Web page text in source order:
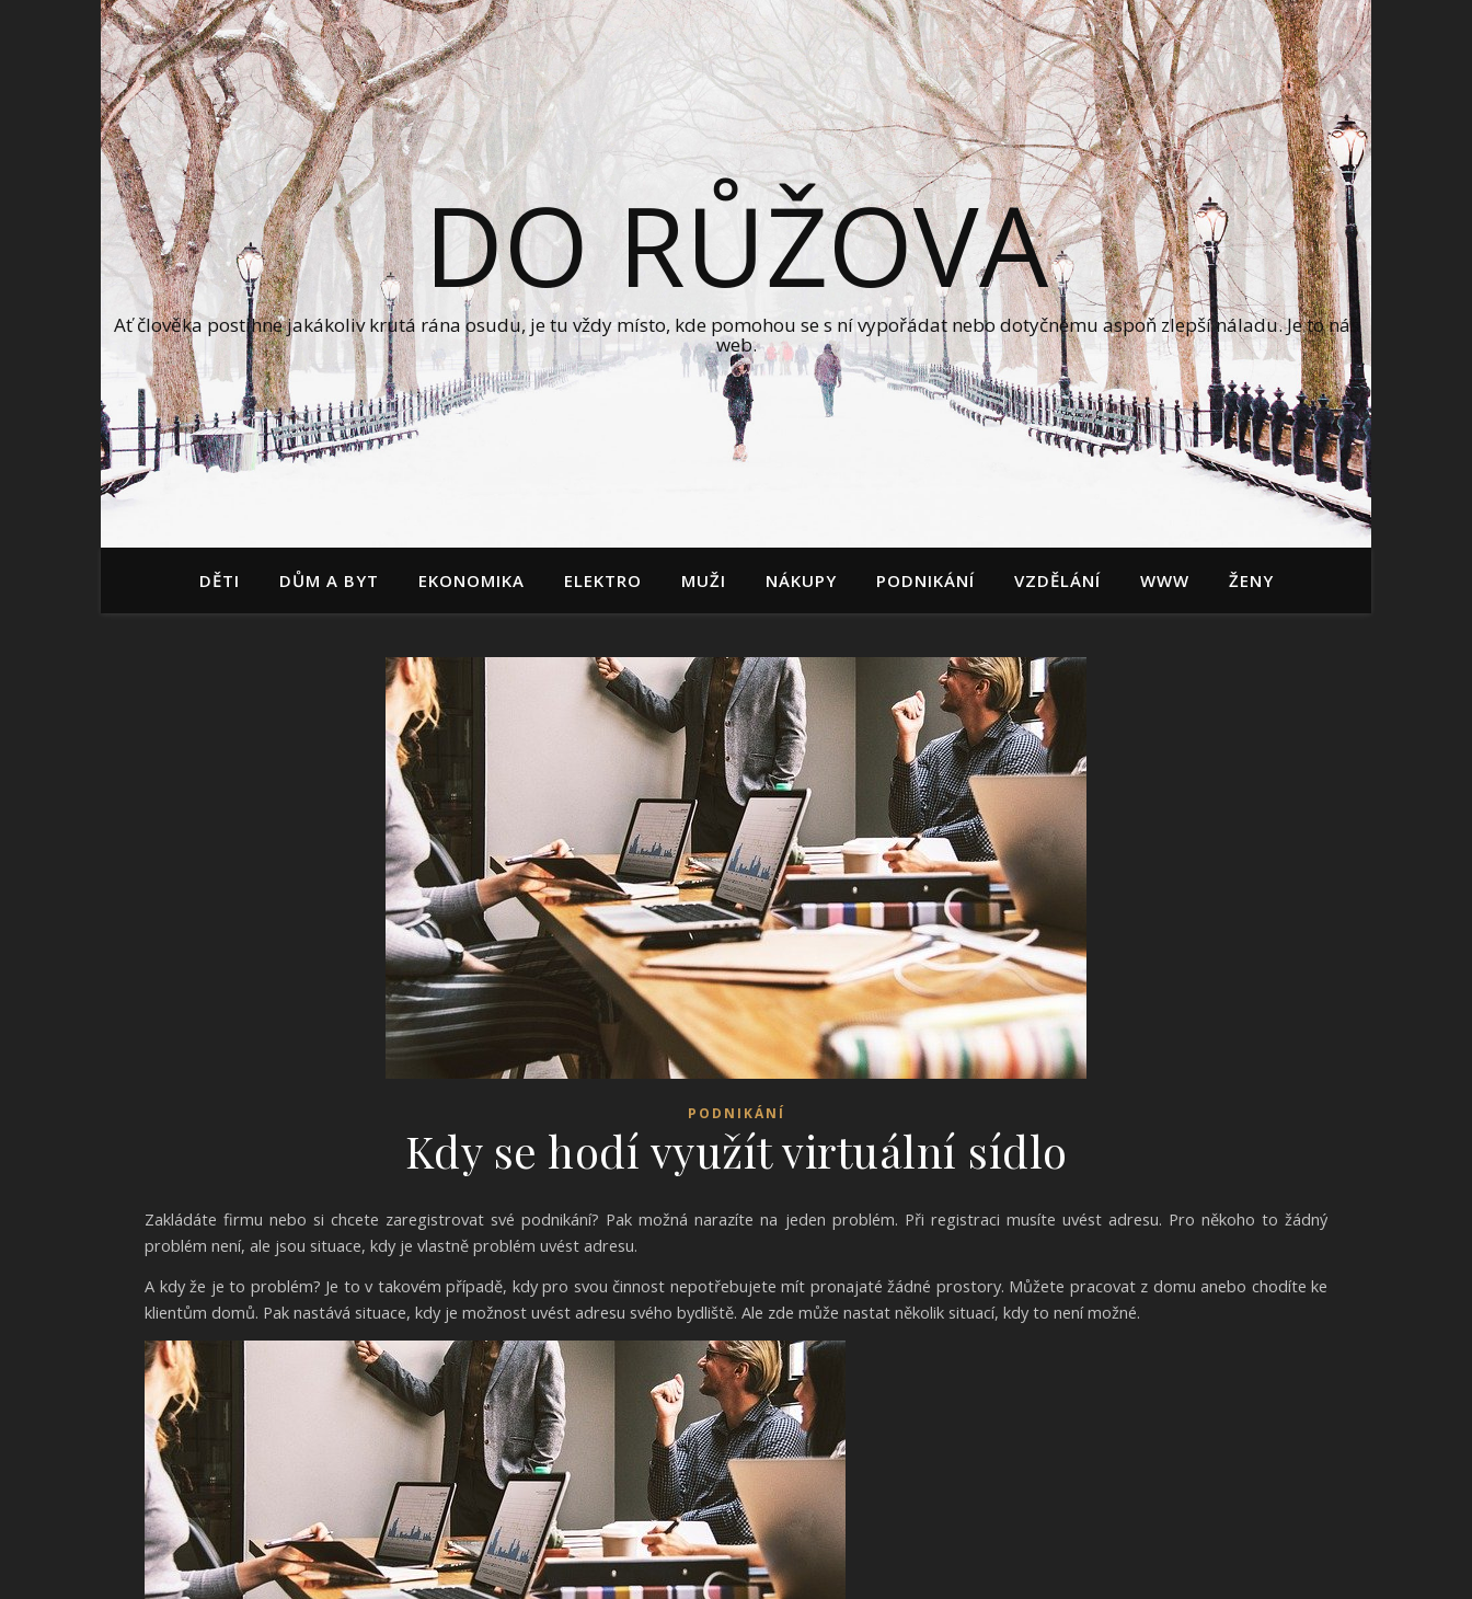
DO RŮŽOVA
Ať člověka postihne jakákoliv krutá rána osudu, je tu vždy místo, kde pomohou se s ní vypořádat nebo dotyčnému aspoň zlepší náladu. Je to náš
web.
DĚTI DŮM A BYT EKONOMIKA ELEKTRO MUŽI NÁKUPY PODNIKÁNÍ VZDĚLÁNÍ WWW ŽENY
PODNIKÁNÍ
Kdy se hodí využít virtuální sídlo
Zakládáte firmu nebo si chcete zaregistrovat své podnikání? Pak možná narazíte na jeden problém. Při registraci musíte uvést adresu. Pro někoho to žádný
problém není, ale jsou situace, kdy je vlastně problém uvést adresu.
A kdy že je to problém? Je to v takovém případě, kdy pro svou činnost nepotřebujete mít pronajaté žádné prostory. Můžete pracovat z domu anebo chodíte ke
klientům domů. Pak nastává situace, kdy je možnost uvést adresu svého bydliště. Ale zde může nastat několik situací, kdy to není možné.